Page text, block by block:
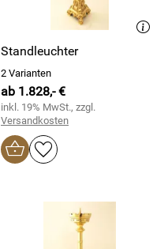
Standleuchter
2 Varianten
ab 1.828,- €
inkl. 19% MwSt., zzgl.
Versandkosten